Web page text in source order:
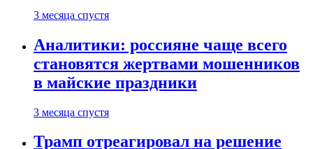
3 месяца спустя
Аналитики: россияне чаще всего
становятся жертвами мошенников
в майские праздники
3 месяца спустя
Трамп отреагировал на решение